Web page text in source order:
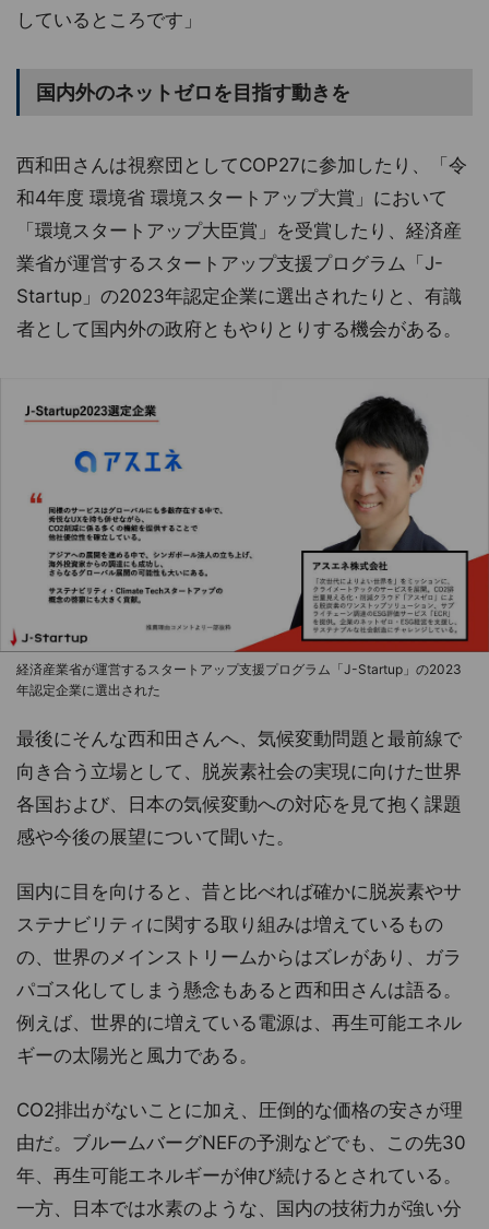
しているところです」
国内外のネットゼロを目指す動きを
西和田さんは視察団としてCOP27に参加したり、「令
和4年度 環境省 環境スタートアップ大賞」において
「環境スタートアップ大臣賞」を受賞したり、経済産
業省が運営するスタートアップ支援プログラム「J-
Startup」の2023年認定企業に選出されたりと、有識
者として国内外の政府ともやりとりする機会がある。
経済産業省が運営するスタートアップ支援プログラム「J-Startup」の2023
年認定企業に選出された
最後にそんな西和田さんへ、気候変動問題と最前線で
向き合う立場として、脱炭素社会の実現に向けた世界
各国および、日本の気候変動への対応を見て抱く課題
感や今後の展望について聞いた。
国内に目を向けると、昔と比べれば確かに脱炭素やサ
ステナビリティに関する取り組みは増えているもの
の、世界のメインストリームからはズレがあり、ガラ
パゴス化してしまう懸念もあると西和田さんは語る。
例えば、世界的に増えている電源は、再生可能エネル
ギーの太陽光と風力である。
CO2排出がないことに加え、圧倒的な価格の安さが理
由だ。ブルームバーグNEFの予測などでも、この先30
年、再生可能エネルギーが伸び続けるとされている。
一方、日本では水素のような、国内の技術力が強い分